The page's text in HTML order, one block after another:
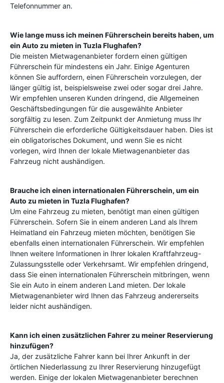
Telefonnummer an.
Wie lange muss ich meinen Führerschein bereits haben, um
ein Auto zu mieten in Tuzla Flughafen?
Die meisten Mietwagenanbieter fordern einen gültigen
Führerschein für mindestens ein Jahr. Einige Agenturen
können Sie auffordern, einen Führerschein vorzulegen, der
länger gültig ist, beispielsweise zwei oder sogar drei Jahre.
Wir empfehlen unseren Kunden dringend, die Allgemeinen
Geschäftsbedingungen für die ausgewählte Anbieter
sorgfältig zu lesen. Zum Zeitpunkt der Anmietung muss Ihr
Führerschein die erforderliche Gültigkeitsdauer haben. Dies ist
ein obligatorisches Dokument, und wenn Sie es nicht
vorlegen, wird Ihnen der lokale Mietwagenanbieter das
Fahrzeug nicht aushändigen.
Brauche ich einen internationalen Führerschein, um ein
Auto zu mieten in Tuzla Flughafen?
Um eine Fahrzeug zu mieten, benötigt man einen gültigen
Führerschein. Sofern Sie in einem anderen Land als Ihrem
Heimatland ein Fahrzeug mieten möchten, benötigen Sie
ebenfalls einen internationalen Führerschein. Wir empfehlen
Ihnen weitere Informationen in Ihrer lokalen Kraftfahrzeug-
Zulassungsstelle oder Verkehrsamt. Wir empfehlen dringend,
dass Sie einen internationalen Führerschein mitbringen, wenn
Sie ein Auto in einem anderen Land mieten. Der lokale
Mietwagenanbieter wird Ihnen das Fahrzeug andererseits
leider nicht aushändigen.
Kann ich einen zusätzlichen Fahrer zu meiner Reservierung
hinzufügen?
Ja, der zusätzliche Fahrer kann bei Ihrer Ankunft in der
örtlichen Niederlassung zu Ihrer Reservierung hinzugefügt
werden. Einige der lokalen Mietwagenanbieter berechnen